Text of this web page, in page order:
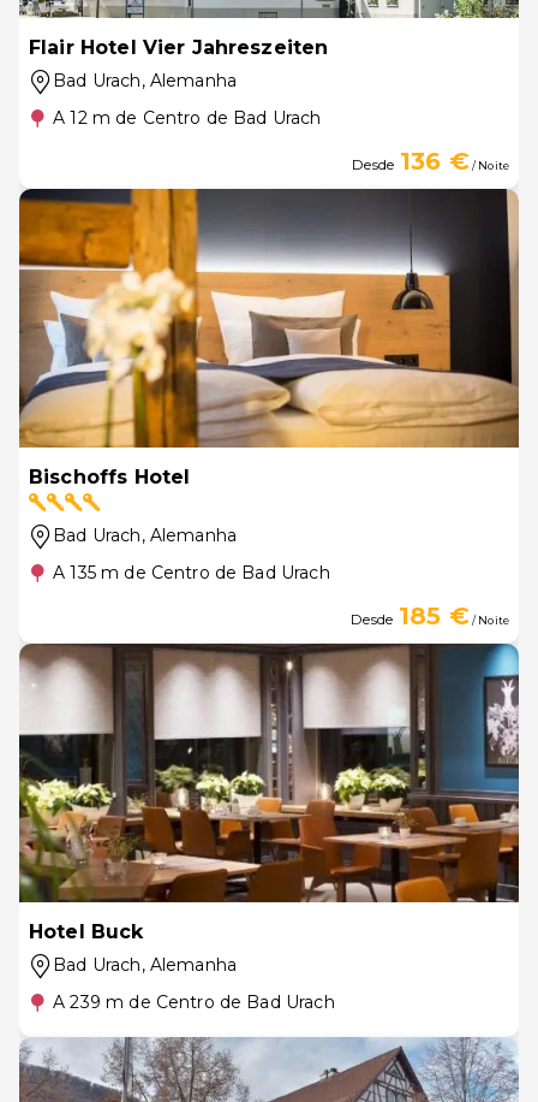
Flair Hotel Vier Jahreszeiten
Bad Urach, Alemanha
A 12 m de Centro de Bad Urach
Desde 136 €/ Noite
Bischoffs Hotel
Bad Urach, Alemanha
A 135 m de Centro de Bad Urach
Desde 185 €/ Noite
Hotel Buck
Bad Urach, Alemanha
A 239 m de Centro de Bad Urach